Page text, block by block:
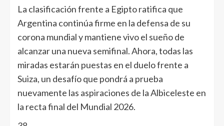
La clasificación frente a Egipto ratifica que
Argentina continúa firme en la defensa de su
corona mundial y mantiene vivo el sueño de
alcanzar una nueva semifinal. Ahora, todas las
miradas estarán puestas en el duelo frente a
Suiza, un desafío que pondrá a prueba
nuevamente las aspiraciones de la Albiceleste en
la recta final del Mundial 2026.